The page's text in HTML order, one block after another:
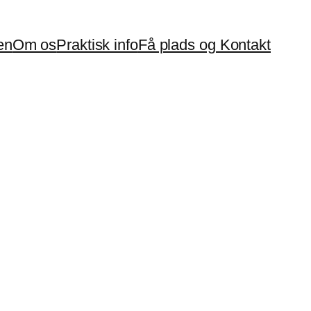
Om osPraktisk infoFå plads og Kontakt